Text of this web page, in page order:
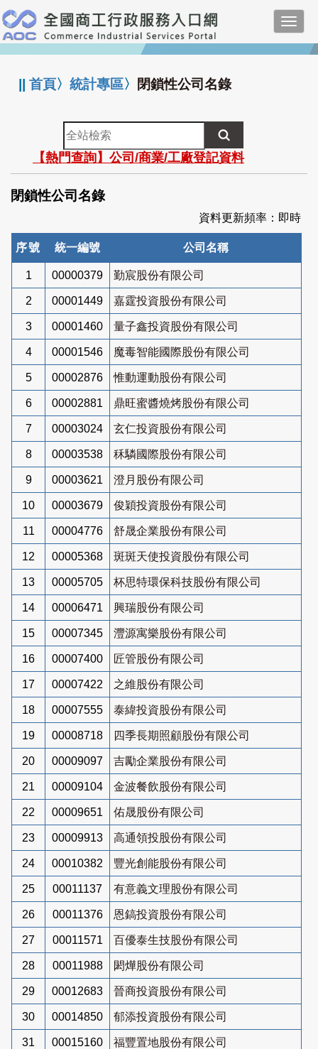
跳
到
主
要
:::
||首頁〉統計專區〉 閉鎖性公司名錄
全
站
檢
索
【熱門查詢】公司/商業/工廠登記資料
閉鎖性公司名錄
資料更新頻率：即時
序號 統一編號 公司名稱
1 00000379 勤宸股份有限公司
2 00001449 嘉霆投資股份有限公司
3 00001460 量子鑫投資股份有限公司
4 00001546 魔毒智能國際股份有限公司
5 00002876 惟動運動股份有限公司
6 00002881 鼎旺蜜醬燒烤股份有限公司
7 00003024 玄仁投資股份有限公司
8 00003538 秝驎國際股份有限公司
9 00003621 澄月股份有限公司
10 00003679 俊穎投資股份有限公司
11 00004776 舒晟企業股份有限公司
12 00005368 斑斑天使投資股份有限公司
13 00005705 杯思特環保科技股份有限公司
14 00006471 興瑞股份有限公司
15 00007345 灃源寓樂股份有限公司
16 00007400 匠管股份有限公司
17 00007422 之維股份有限公司
18 00007555 泰緯投資股份有限公司
19 00008718 四季長期照顧股份有限公司
20 00009097 吉勵企業股份有限公司
21 00009104 金波餐飲股份有限公司
22 00009651 佑晟股份有限公司
23 00009913 高通領投股份有限公司
24 00010382 豐光創能股份有限公司
25 00011137 有意義文理股份有限公司
26 00011376 恩鎬投資股份有限公司
27 00011571 百優泰生技股份有限公司
28 00011988 閎燁股份有限公司
29 00012683 晉商投資股份有限公司
30 00014850 郁添投資股份有限公司
31 00015160 福豐置地股份有限公司